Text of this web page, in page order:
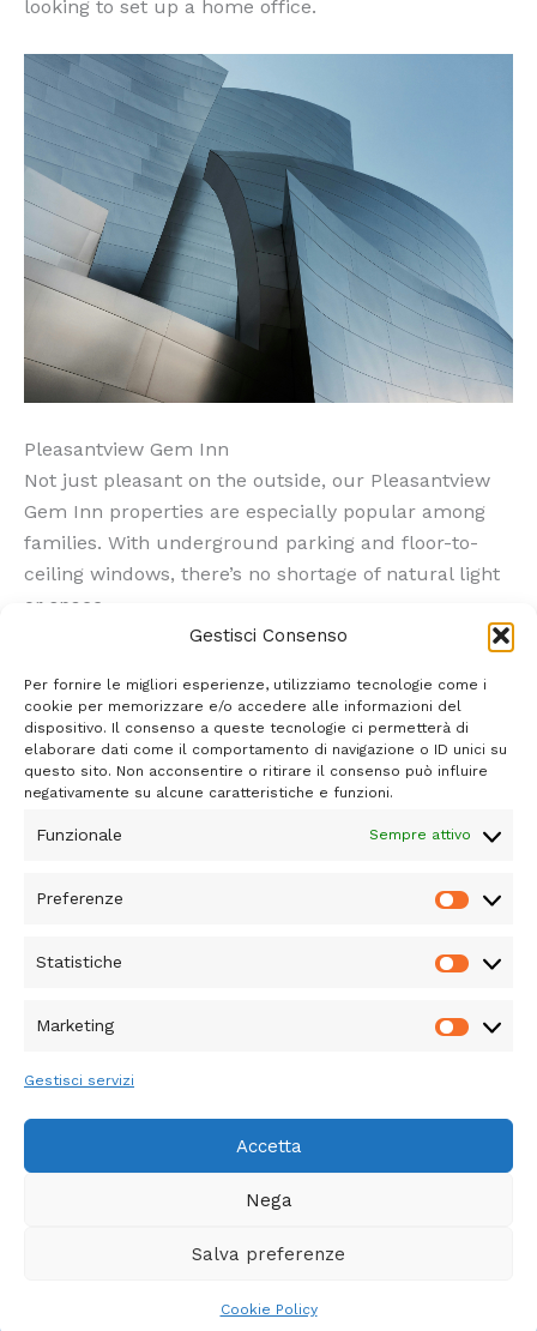
Gestisci Consenso
Per fornire le migliori esperienze, utilizziamo tecnologie come i
cookie per memorizzare e/o accedere alle informazioni del
dispositivo. Il consenso a queste tecnologie ci permetterà di
elaborare dati come il comportamento di navigazione o ID unici su
questo sito. Non acconsentire o ritirare il consenso può influire
negativamente su alcune caratteristiche e funzioni.
Funzionale Sempre attivo
Preferenze
Statistiche
Marketing
Gestisci servizi
Accetta
Nega
Salva preferenze
Cookie Policy
looking to set up a home office.
Pleasantview Gem Inn
Not just pleasant on the outside, our Pleasantview
Gem Inn properties are especially popular among
families. With underground parking and floor-to-
ceiling windows, there’s no shortage of natural light
or space.
Privacy Policy
Tema WordPress Astra